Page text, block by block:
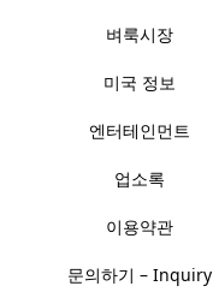
벼룩시장
미국 정보
엔터테인먼트
업소록
이용약관
문의하기 – Inquiry